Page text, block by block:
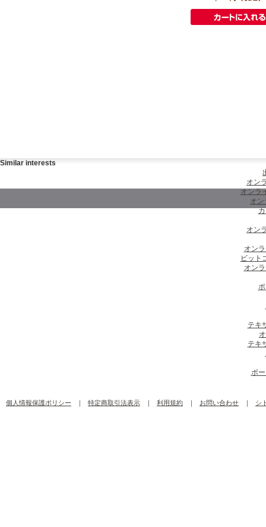
Similar interests
オン
オンラ
オ
オン
オン
ビット
オン
テキ
テキ
ポ
個人情報保護ポリシー ｜ 特定商取引法表示 ｜ 利用規約 ｜ お問い合わせ ｜ シ